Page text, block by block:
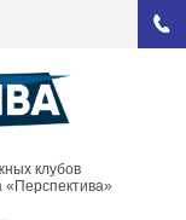
клубов
«Перспектива»